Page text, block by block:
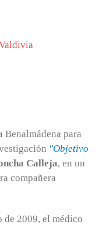
Benalmádena para
"Objetivo
Calleja, en un
compañera
de 2009, el médico